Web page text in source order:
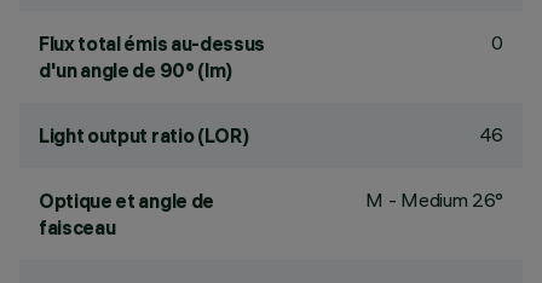
Flux total émis au-dessus
d'un angle de 90° (lm)
0
Light output ratio (LOR) 46
Optique et angle de
faisceau
M - Medium 26°